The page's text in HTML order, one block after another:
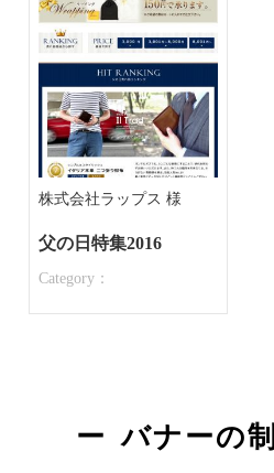
株式会社ラップス 様
父の日特集2016
Category：
バナーの